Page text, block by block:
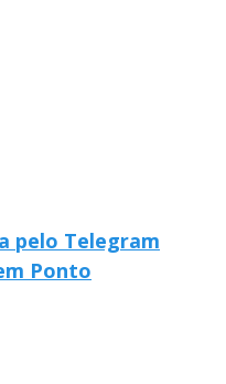
pelo Telegram
Ponto